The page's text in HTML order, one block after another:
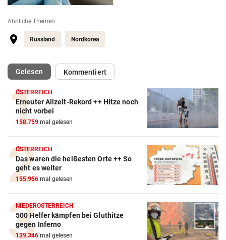
Ähnliche Themen
Russland Nordkorea
Gelesen(ausgewählt)Kommentiert
ÖSTERREICH
Erneuter Allzeit-Rekord ++ Hitze noch
nicht vorbei
158.759 mal gelesen
ÖSTERREICH
Das waren die heißesten Orte ++ So
geht es weiter
155.956 mal gelesen
NIEDERÖSTERREICH
500 Helfer kämpfen bei Gluthitze
gegen Inferno
139.346 mal gelesen